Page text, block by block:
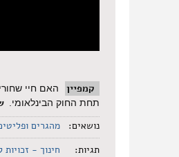
קמפיין
תחת החוק הבינלאומי.
נושאים:
מהגרים
תגיות:
חינוך -